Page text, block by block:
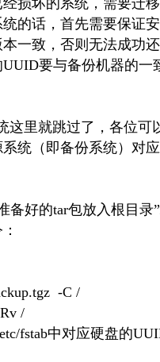
的话，首先需要保证
一致，否则无法成功
要与备份机器的一
这里就跳过了，各位可
系统（即备份系统）对
备好的tar包放入根目录
-C /
/
fstab中对应硬盘的